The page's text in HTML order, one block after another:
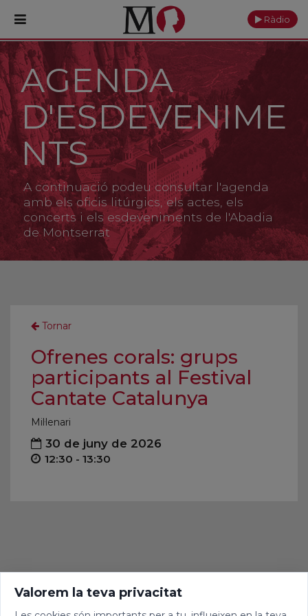
PORTADA
Monestir
Cultura
Actualitat
Fundació
Visita'ns
Ofrenes
Ràdio
AGENDA
D'ESDEVENIME
NTS
A continuació podeu consultar l'agenda
amb els oficis litúrgics, els actes, els
concerts i els esdeveniments de l'Abadia
de Montserrat
Tornar
Ofrenes corals: grups
participants al Festival
Cantate Catalunya
Mil·lenari
30 de juny de 2026
12:30 - 13:30
Valorem la teva privacitat